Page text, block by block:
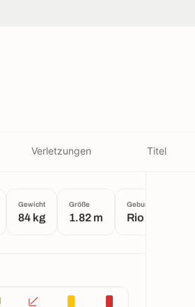
Verletzungen Titel
Gewicht
84 kg
Größe
1.82 m
Geburtsort
Rio de Janeiro